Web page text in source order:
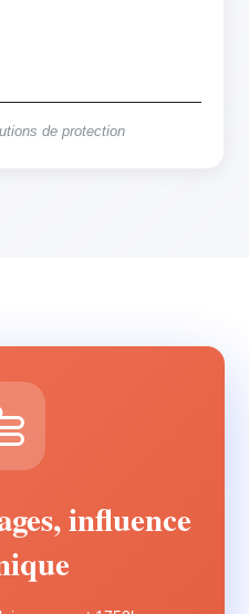
de protection
influence